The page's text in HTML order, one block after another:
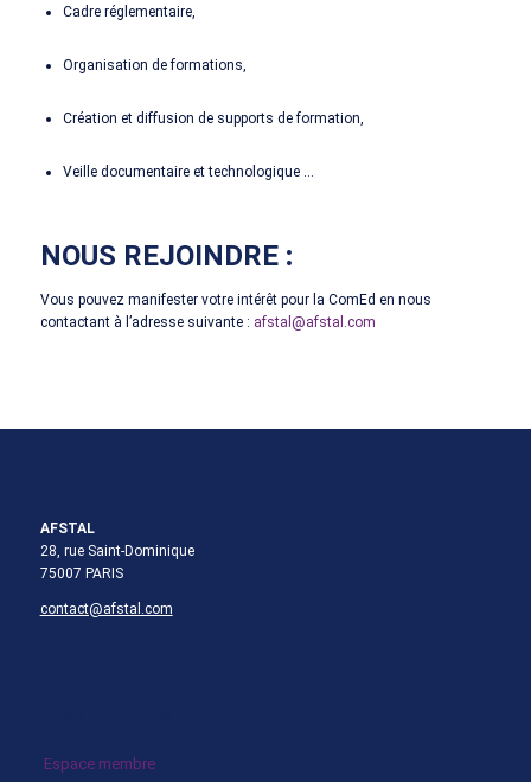
Cadre réglementaire,
Organisation de formations,
Création et diffusion de supports de formation,
Veille documentaire et technologique …
NOUS REJOINDRE :
Vous pouvez manifester votre intérêt pour la ComEd en nous
contactant à l’adresse suivante : afstal@afstal.com
AFSTAL
28, rue Saint-Dominique
75007 PARIS
contact@afstal.com
Espace membre